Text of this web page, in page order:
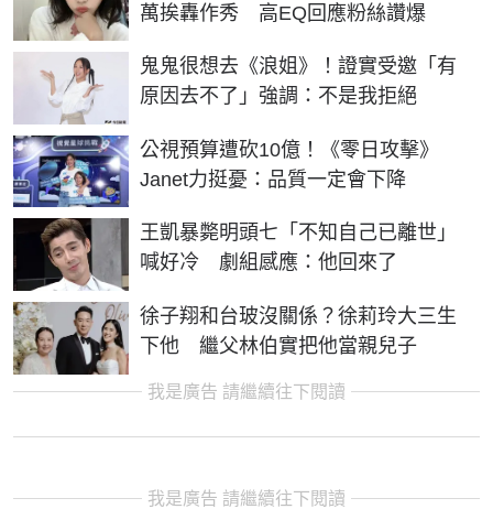
萬挨轟作秀 高EQ回應粉絲讚爆
鬼鬼很想去《浪姐》！證實受邀「有
原因去不了」強調：不是我拒絕
公視預算遭砍10億！《零日攻擊》
Janet力挺憂：品質一定會下降
王凱暴斃明頭七「不知自己已離世」
喊好冷 劇組感應：他回來了
徐子翔和台玻沒關係？徐莉玲大三生
下他 繼父林伯實把他當親兒子
我是廣告 請繼續往下閱讀
我是廣告 請繼續往下閱讀